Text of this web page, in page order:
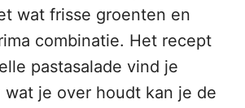
wat frisse groenten en
combinatie. Het recept
pastasalade vind je
wat je over houdt kan je de